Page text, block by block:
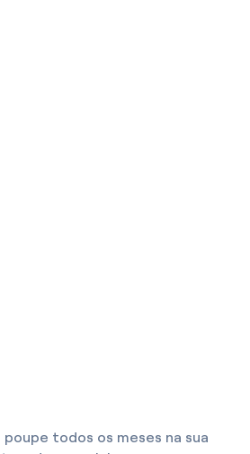
poupe todos os meses na sua